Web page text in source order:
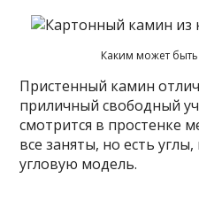
Каким может
Пристенный камин
приличный свободный
смотрится в простенке
все заняты, но есть
угловую модель.